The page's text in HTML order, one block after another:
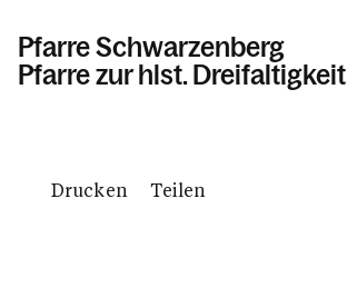
Pfarre Schwarzenberg
Pfarre zur hlst. Dreifaltigkeit
Drucken Teilen